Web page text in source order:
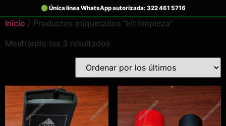
Inicio / Productos etiquetados “kit limpieza”
Mostrando los 3 resultados